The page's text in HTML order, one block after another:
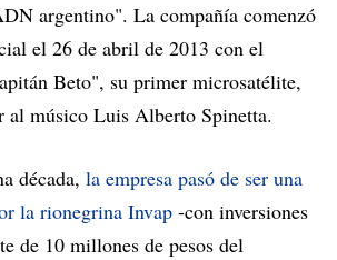
argentino". La compañía comenzó
el 26 de abril de 2013 con el
Beto", su primer microsatélite,
al músico Luis Alberto Spinetta.
década, la empresa pasó de ser una
la rionegrina Invap -con inversiones
de 10 millones de pesos del